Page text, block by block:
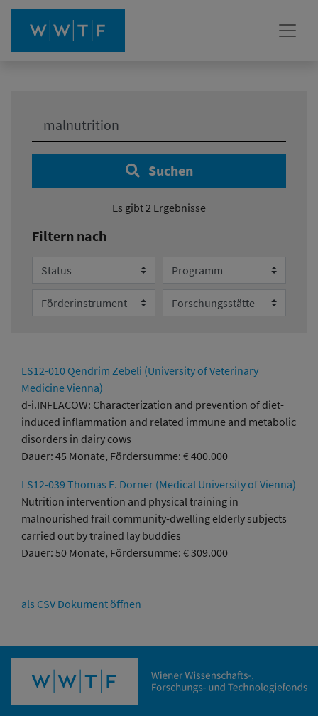
Suchen
Es gibt 2 Ergebnisse
Filtern nach
Status Programm
Förderinstrument Forschungsstätte
LS12-010 Qendrim Zebeli (University of Veterinary
Medicine Vienna)
d-i.INFLACOW: Characterization and prevention of diet-
induced inflammation and related immune and metabolic
disorders in dairy cows
Dauer: 45 Monate, Fördersumme: € 400.000
LS12-039 Thomas E. Dorner (Medical University of Vienna)
Nutrition intervention and physical training in
malnourished frail community-dwelling elderly subjects
carried out by trained lay buddies
Dauer: 50 Monate, Fördersumme: € 309.000
als CSV Dokument öffnen